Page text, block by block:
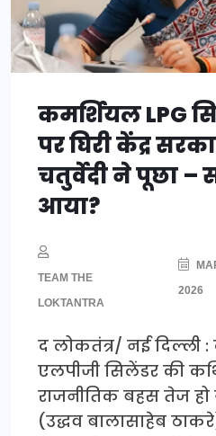
कमर्शियल LPG
पर घिरी केंद्र
चतुर्वेदी ने पूछा –
आया?
TEAM THE
LOKTANTRA
2026
द लोकतंत्र/ नई दिल्ली
एलपीजी सिलेंडर की
राजनीतिक बहस तेज हो
(उद्धव बालासाहेब